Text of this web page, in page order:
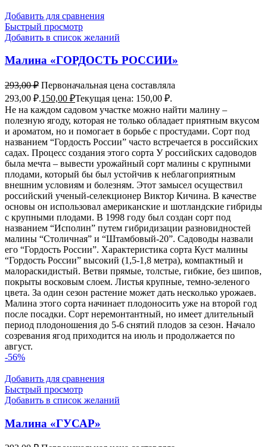
Добавить для сравнения
Быстрый просмотр
Добавить в список желаний
Малина «ГОРДОСТЬ РОССИИ»
293,00₽ Первоначальная цена составляла
293,00 ₽.150,00 ₽Текущая цена: 150,00 ₽.
Не на каждом садовом участке можно найти малину –
полезную ягоду, которая не только обладает приятным вкусом
и ароматом, но и помогает в борьбе с простудами. Сорт под
названием “Гордость России” часто встречается в российских
садах. Процесс создания этого сорта У российских садоводов
была мечта – вывести урожайный сорт малины с крупными
плодами, который бы был устойчив к неблагоприятным
внешним условиям и болезням. Этот замысел осуществил
российский ученый-селекционер Виктор Кичина. В качестве
основы он использовал американские и шотландские гибриды
с крупными плодами. В 1998 году был создан сорт под
названием “Исполин” путем гибридизации разновидностей
малины “Столичная” и “Штамбовый-20”. Садоводы назвали
его “Гордость России”. Характеристика сорта Куст малины
“Гордость России” высокий (1,5-1,8 метра), компактный и
малораскидистый. Ветви прямые, толстые, гибкие, без шипов,
покрыты восковым слоем. Листья крупные, темно-зеленого
цвета. За один сезон растение может дать несколько урожаев.
Малина этого сорта начинает плодоносить уже на второй год
после посадки. Сорт неремонтантный, но имеет длительный
период плодоношения до 5-6 снятий плодов за сезон. Начало
созревания ягод приходится на июль и продолжается по
август.
-56%
Добавить для сравнения
Быстрый просмотр
Добавить в список желаний
Малина «ГУСАР»